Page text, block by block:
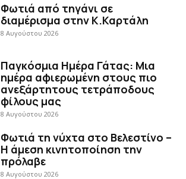
Φωτιά από τηγάνι σε
διαμέρισμα στην Κ.Καρτάλη
8 Αυγούστου 2026
Παγκόσμια Ημέρα Γάτας: Μια
ημέρα αφιερωμένη στους πιο
ανεξάρτητους τετράποδους
φίλους μας
8 Αυγούστου 2026
Φωτιά τη νύχτα στο Βελεστίνο –
Η άμεση κινητοποίηση την
πρόλαβε
8 Αυγούστου 2026